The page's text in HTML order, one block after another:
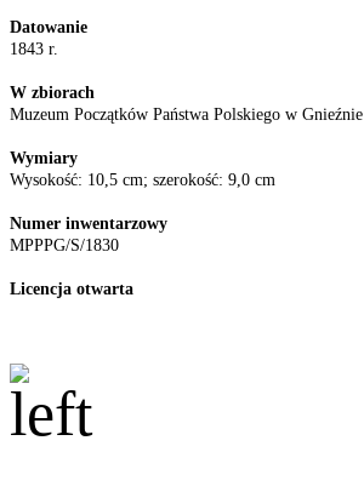
Datowanie
1843 r.
W zbiorach
Muzeum Początków Państwa Polskiego w Gnieźnie
Wymiary
Wysokość: 10,5 cm; szerokość: 9,0 cm
Numer inwentarzowy
MPPPG/S/1830
Licencja otwarta